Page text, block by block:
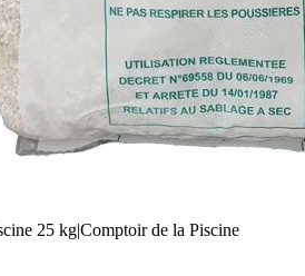
25 kg|Comptoir de la Piscine